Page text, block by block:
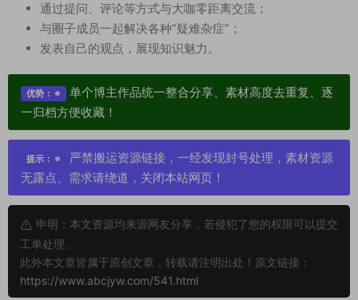
通过提问、评论等方式与大咖零距离交流；
与圈子成员一起解决各种“疑难杂症”；
发表自己的观点，展现知识魅力。
优势：
单个博主作品统一整合分享、素材高度去重复、逐
一归档方便收藏！
提示：
严禁搬运资源链接，一经发现封号处理，素材资源
无露点、需求请绕道，关闭本站网页！
申明：本文资源均来源网友分享，若侵犯了您的权限可以提交
工单处理。
此外本文章皆属于原创文章，转载请注明出处！原文链接：
https://www.abcjyw.com/541.html